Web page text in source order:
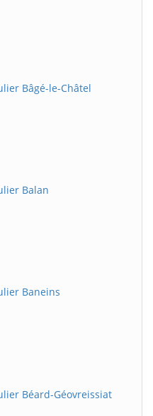
Bâgé-le-Châtel
Balan
Baneins
Béard-Géovreissiat